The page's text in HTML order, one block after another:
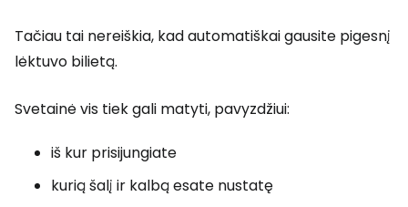
Tačiau tai nereiškia, kad automatiškai gausite pigesnį
lėktuvo bilietą.
Svetainė vis tiek gali matyti, pavyzdžiui:
iš kur prisijungiate
kurią šalį ir kalbą esate nustatę